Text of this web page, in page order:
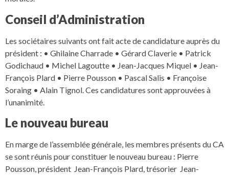
Conseil d’Administration
Les sociétaires suivants ont fait acte de candidature auprès du
président : • Ghilaine Charrade • Gérard Claverie • Patrick
Godichaud • Michel Lagoutte • Jean-Jacques Miquel • Jean-
François Plard • Pierre Pousson • Pascal Salis • Françoise
Soraing • Alain Tignol. Ces candidatures sont approuvées à
l’unanimité.
Le nouveau bureau
En marge de l’assemblée générale, les membres présents du CA
se sont réunis pour constituer le nouveau bureau : Pierre
Pousson, président Jean-François Plard, trésorier Jean-